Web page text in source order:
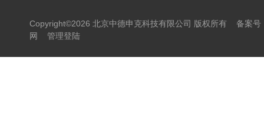
Copyright©2026 北京中德申克科技有限公司 版权所有 备案号
网
管理登陆